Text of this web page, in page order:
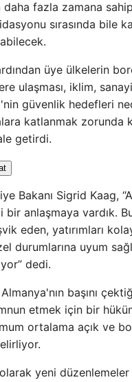
fazla zamana
sırasında bile
üye ülkelerin
ulaşması, iklim,
güvenlik hedefleri
katlanmak zorunda
getirdi.
Bakanı Sigrid Kaag,
bir anlaşmaya vardık.
eden, yatırımları
durumlarına uyum
dedi.
başını
etmek için bir
ortalama açık ve
yeni